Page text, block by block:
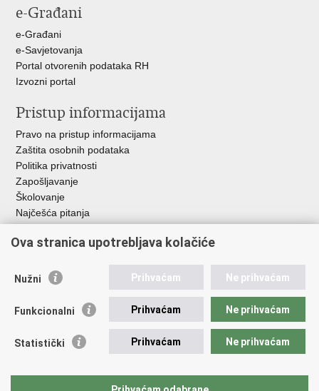
Facebooku
X-
e-Građani
e-Građani
e-Savjetovanja
Portal otvorenih podataka RH
Izvozni portal
Pristup informacijama
Pravo na pristup informacijama
Zaštita osobnih podataka
Politika privatnosti
Zapošljavanje
Školovanje
Najčešća pitanja
Važne poveznice
EMN Nacionalna kontaktna točka za Republiku Hrvatsku
Policijska akademija
Zaklada policijske solidarnosti
Udruge
Ova stranica upotrebljava kolačiće
Nužni Prihvaćam Ne prihvaćam
Funkcionalni Prihvaćam Ne prihvaćam
Statistički Prihvaćam Ne prihvaćam